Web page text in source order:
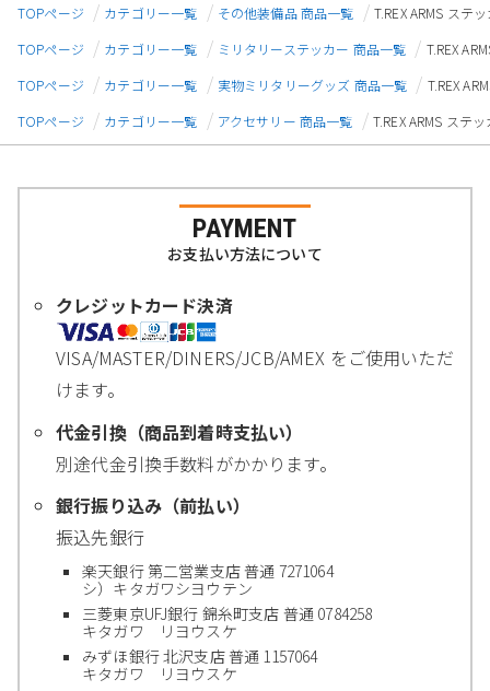
TOPページ
カテゴリー一覧 その他装備品 商品一覧
T.REX ARMS ステ
TOPページ
カテゴリー一覧 ミリタリーステッカー 商品一覧
T.REX
TOPページ
カテゴリー一覧 実物ミリタリーグッズ 商品一覧
T.REX
TOPページ
カテゴリー一覧 アクセサリー 商品一覧 T.REX ARMS ステ
PAYMENT
お支払い方法について
クレジットカード決済
VISA/MASTER/DINERS/JCB/AMEX をご使用いただ
けます。
代金引換（商品到着時支払い）
別途代金引換手数料がかかります。
銀行振り込み（前払い）
振込先銀行
楽天銀行 第二営業支店 普通 7271064
シ）キタガワシヨウテン
三菱東京UFJ銀行 錦糸町支店 普通 0784258
キタガワ リヨウスケ
みずほ銀行 北沢支店 普通 1157064
キタガワ リヨウスケ